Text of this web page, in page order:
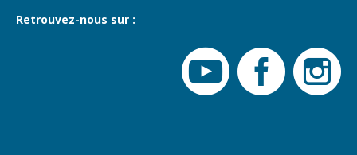
chaleur urbain
Retrouvez-nous sur :